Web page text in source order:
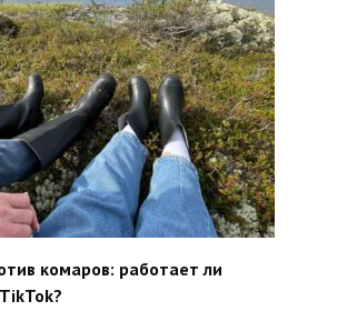
комаров: работает ли